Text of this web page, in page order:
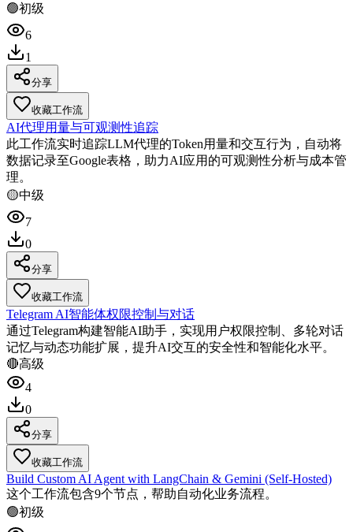
🟢初级
6
1
分享
收藏工作流
AI代理用量与可观测性追踪
此工作流实时追踪LLM代理的Token用量和交互行为，自动将
数据记录至Google表格，助力AI应用的可观测性分析与成本管
理。
🟡中级
7
0
分享
收藏工作流
Telegram AI智能体权限控制与对话
通过Telegram构建智能AI助手，实现用户权限控制、多轮对话
记忆与动态功能扩展，提升AI交互的安全性和智能化水平。
🔴高级
4
0
分享
收藏工作流
Build Custom AI Agent with LangChain & Gemini (Self-Hosted)
这个工作流包含9个节点，帮助自动化业务流程。
🟢初级